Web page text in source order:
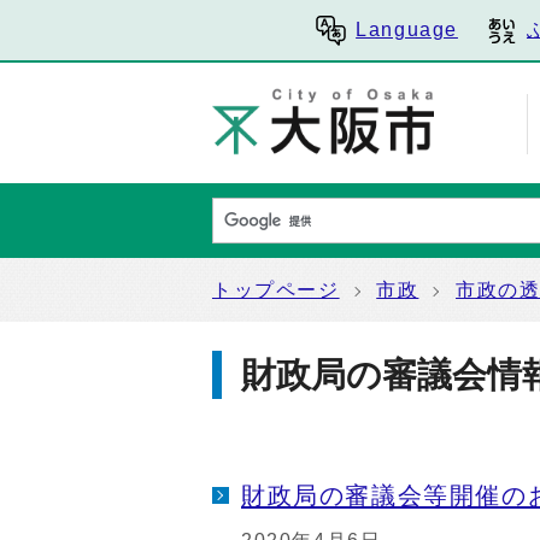
Language
トップページ 市政 市政の
財政局の審議会情
財政局の審議会等開催の